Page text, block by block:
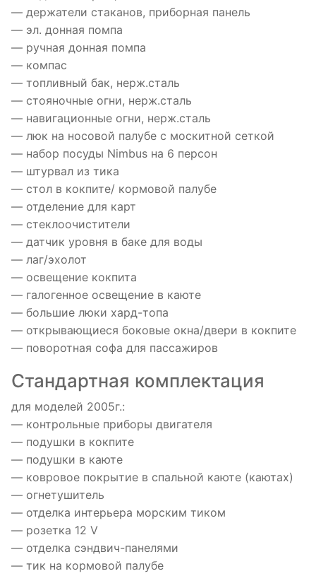
— держатели стаканов, приборная панель
— эл. донная помпа
— ручная донная помпа
— компас
— топливный бак, нерж.сталь
— стояночные огни, нерж.сталь
— навигационные огни, нерж.сталь
— люк на носовой палубе с москитной сеткой
— набор посуды Nimbus на 6 персон
— штурвал из тика
— стол в кокпите/ кормовой палубе
— отделение для карт
— стеклоочистители
— датчик уровня в баке для воды
— лаг/эхолот
— освещение кокпита
— галогенное освещение в каюте
— большие люки хард-топа
— открывающиеся боковые окна/двери в кокпите
— поворотная софа для пассажиров
Стандартная комплектация
для моделей 2005г.:
— контрольные приборы двигателя
— подушки в кокпите
— подушки в каюте
— ковровое покрытие в спальной каюте (каютах)
— огнетушитель
— отделка интерьера морским тиком
— розетка 12 V
— отделка сэндвич-панелями
— тик на кормовой палубе